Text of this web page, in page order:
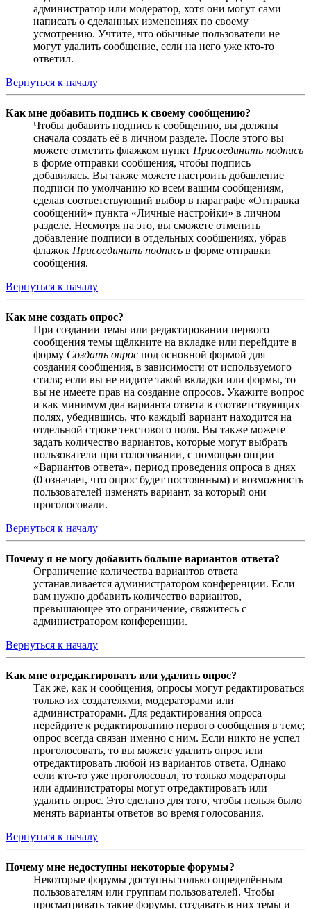
администратор или модератор, хотя они могут сами
написать о сделанных изменениях по своему
усмотрению. Учтите, что обычные пользователи не
могут удалить сообщение, если на него уже кто-то
ответил.
Вернуться к началу
Как мне добавить подпись к своему сообщению?
Чтобы добавить подпись к сообщению, вы должны
сначала создать её в личном разделе. После этого вы
можете отметить флажком пункт Присоединить подпись
в форме отправки сообщения, чтобы подпись
добавилась. Вы также можете настроить добавление
подписи по умолчанию ко всем вашим сообщениям,
сделав соответствующий выбор в параграфе «Отправка
сообщений» пункта «Личные настройки» в личном
разделе. Несмотря на это, вы сможете отменить
добавление подписи в отдельных сообщениях, убрав
флажок Присоединить подпись в форме отправки
сообщения.
Вернуться к началу
Как мне создать опрос?
При создании темы или редактировании первого
сообщения темы щёлкните на вкладке или перейдите в
форму Создать опрос под основной формой для
создания сообщения, в зависимости от используемого
стиля; если вы не видите такой вкладки или формы, то
вы не имеете прав на создание опросов. Укажите вопрос
и как минимум два варианта ответа в соответствующих
полях, убедившись, что каждый вариант находится на
отдельной строке текстового поля. Вы также можете
задать количество вариантов, которые могут выбрать
пользователи при голосовании, с помощью опции
«Вариантов ответа», период проведения опроса в днях
(0 означает, что опрос будет постоянным) и возможность
пользователей изменять вариант, за который они
проголосовали.
Вернуться к началу
Почему я не могу добавить больше вариантов ответа?
Ограничение количества вариантов ответа
устанавливается администратором конференции. Если
вам нужно добавить количество вариантов,
превышающее это ограничение, свяжитесь с
администратором конференции.
Вернуться к началу
Как мне отредактировать или удалить опрос?
Так же, как и сообщения, опросы могут редактироваться
только их создателями, модераторами или
администраторами. Для редактирования опроса
перейдите к редактированию первого сообщения в теме;
опрос всегда связан именно с ним. Если никто не успел
проголосовать, то вы можете удалить опрос или
отредактировать любой из вариантов ответа. Однако
если кто-то уже проголосовал, то только модераторы
или администраторы могут отредактировать или
удалить опрос. Это сделано для того, чтобы нельзя было
менять варианты ответов во время голосования.
Вернуться к началу
Почему мне недоступны некоторые форумы?
Некоторые форумы доступны только определённым
пользователям или группам пользователей. Чтобы
просматривать такие форумы, создавать в них темы и